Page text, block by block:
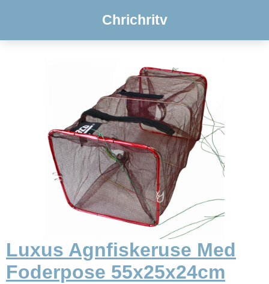
Chrichritv
Luxus Agnfiskeruse Med
Foderpose 55x25x24cm